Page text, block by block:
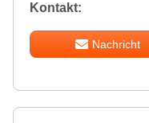
Kontakt:
Nachricht